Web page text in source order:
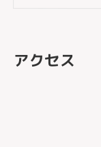
アクセス